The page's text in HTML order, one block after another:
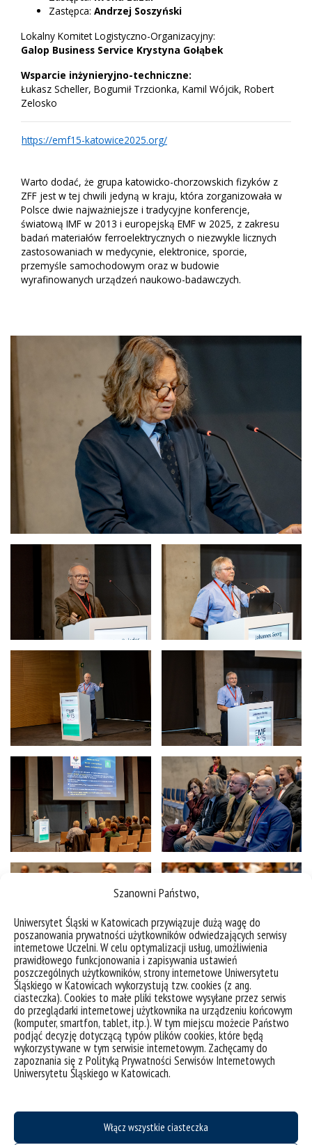
Szanowni Państwo,
Uniwersytet Śląski w Katowicach przywiązuje dużą wagę do
poszanowania prywatności użytkowników odwiedzających serwisy
internetowe Uczelni. W celu optymalizacji usług, umożliwienia
prawidłowego funkcjonowania i zapisywania ustawień
poszczególnych użytkowników, strony internetowe Uniwersytetu
Śląskiego w Katowicach wykorzystują tzw. cookies (z ang.
ciasteczka). Cookies to małe pliki tekstowe wysyłane przez serwis
do przeglądarki internetowej użytkownika na urządzeniu końcowym
(komputer, smartfon, tablet, itp.). W tym miejscu możecie Państwo
podjąć decyzję dotyczącą typów plików cookies, które będą
wykorzystywane w tym serwisie internetowym. Zachęcamy do
zapoznania się z Polityką Prywatności Serwisów Internetowych
Uniwersytetu Śląskiego w Katowicach.
Włącz wszystkie ciasteczka
Zastępca: Andrzej Soszyński
Lokalny Komitet Logistyczno-Organizacyjny:
Galop Business Service Krystyna Gołąbek
Wsparcie inżynieryjno-techniczne:
Łukasz Scheller, Bogumił Trzcionka, Kamil Wójcik, Robert
Zelosko
https://emf15-katowice2025.org/
Warto dodać, że grupa katowicko-chorzowskich fizyków z
ZFF jest w tej chwili jedyną w kraju, która zorganizowała w
Polsce dwie najważniejsze i tradycyjne konferencje,
światową IMF w 2013 i europejską EMF w 2025, z zakresu
badań materiałów ferroelektrycznych o niezwykle licznych
zastosowaniach w medycynie, elektronice, sporcie,
przemyśle samochodowym oraz w budowie
wyrafinowanych urządzeń naukowo-badawczych.